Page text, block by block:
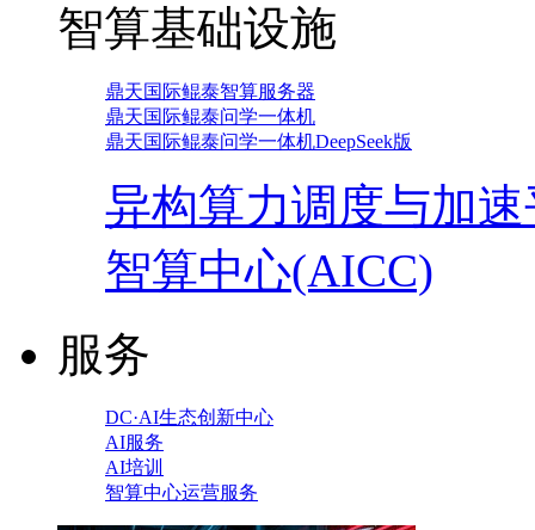
智算基础设施
鼎天国际鲲泰智算服务器
鼎天国际鲲泰问学一体机
鼎天国际鲲泰问学一体机DeepSeek版
异构算力调度与加
智算中心(AICC)
服务
DC·AI生态创新中心
AI服务
AI培训
智算中心运营服务